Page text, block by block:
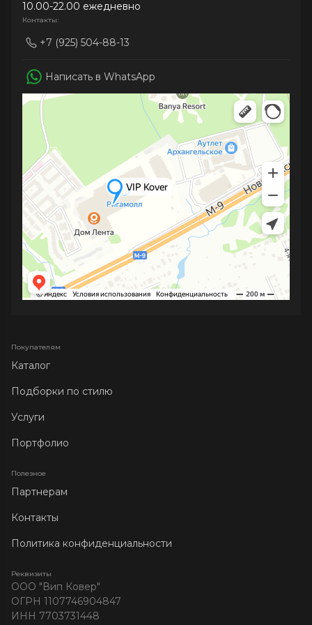
10.00-22.00 ежедневно
Контакты:
+7 (925) 504-88-13
Написать в WhatsApp
Покупателям
Каталог
Подборки по стилю
Услуги
Портфолио
Полезное
Партнерам
Контакты
Политика конфиденциальности
Реквизиты
ООО "Вип Ковер"
ОГРН 1107746904847
ИНН 7703731448